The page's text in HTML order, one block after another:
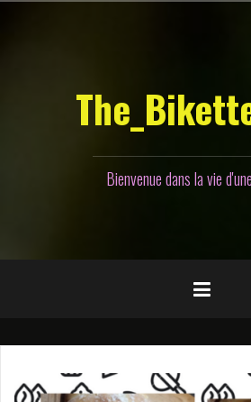
Bienvenue dans la vie